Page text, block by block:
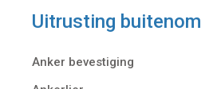
Uitrusting buitenom
Anker bevestiging